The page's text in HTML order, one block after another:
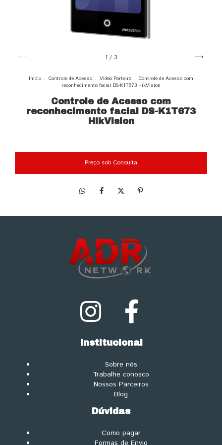
1 / 3
Início . Controle de Acesso . Vídeo Porteiro . Controle de Acesso com
reconhecimento facial DS-K1T673 HikVision
Controle de Acesso com
reconhecimento facial DS-K1T673
HikVision
Institucional
Sobre nós
Trabalhe conosco
Nossos Parceiros
Blog
Dúvidas
Como pagar